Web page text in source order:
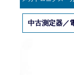
中古測定器／